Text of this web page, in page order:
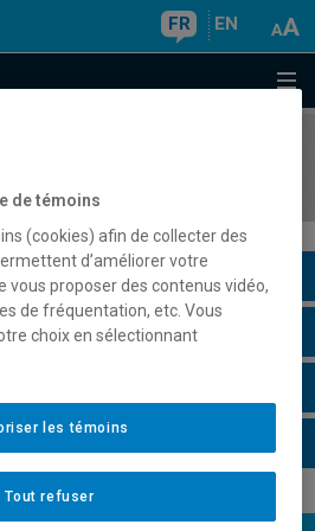
FR EN
de témoins
(cookies) afin de collecter des
d’améliorer votre
vous proposer des contenus vidéo,
de fréquentation, etc. Vous
choix en sélectionnant
Tout refuser
les témoins